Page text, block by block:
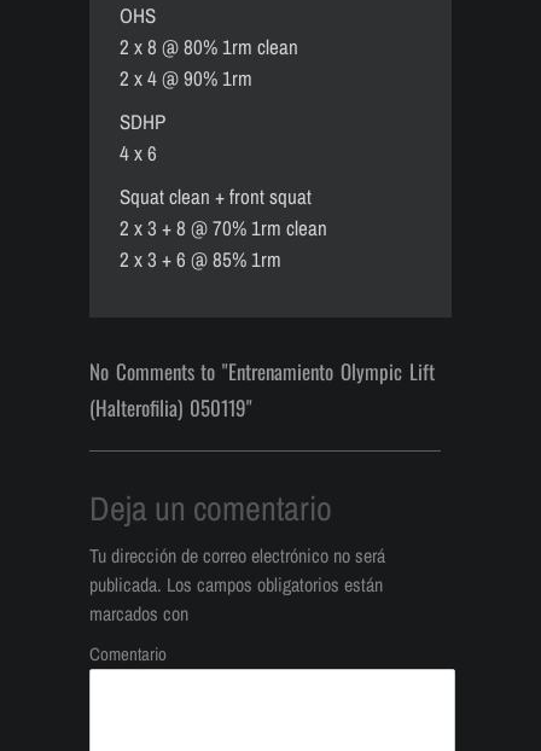
OHS
2 x 8 @ 80% 1rm clean
2 x 4 @ 90% 1rm
SDHP
4 x 6
Squat clean + front squat
2 x 3 + 8 @ 70% 1rm clean
2 x 3 + 6 @ 85% 1rm
No Comments to "Entrenamiento Olympic Lift
(Halterofilia) 050119"
Deja un comentario
Tu dirección de correo electrónico no será
publicada. Los campos obligatorios están
marcados con
Comentario